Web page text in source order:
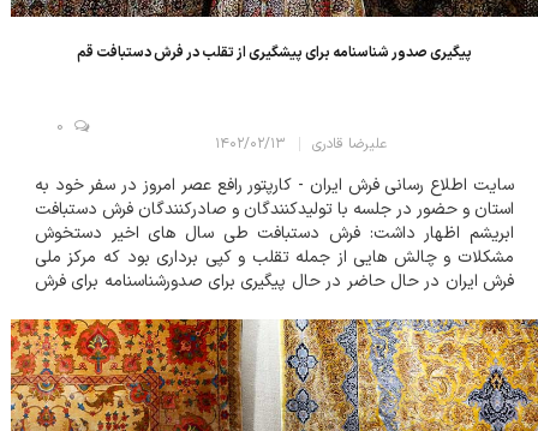
پیگیری صدور شناسنامه برای پیشگیری از تقلب در فرش دستبافت قم
علیرضا قادری ۱۴۰۲/۰۲/۱۳
0
سایت اطلاع رسانی فرش ایران - کارپتور رافع عصر امروز در سفر خود به
استان و حضور در جلسه با تولیدکنندگان و صادرکنندگان فرش دستبافت
ابریشم اظهار داشت: فرش دستبافت طی سال های اخیر دستخوش
مشکلات و چالش هایی از جمله تقلب و کپی برداری بود که مرکز ملی
فرش ایران در حال حاضر در حال پیگیری برای صدورشناسنامه برای فرش
دستبافت قم و دیگر فرش...